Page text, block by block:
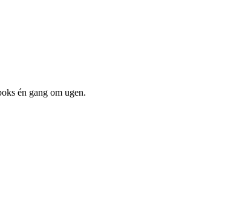
én gang om ugen.